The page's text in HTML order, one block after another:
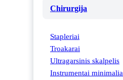
Chirurgija
Stapleriai
Troakarai
Ultragarsinis skalpelis
Instrumentai